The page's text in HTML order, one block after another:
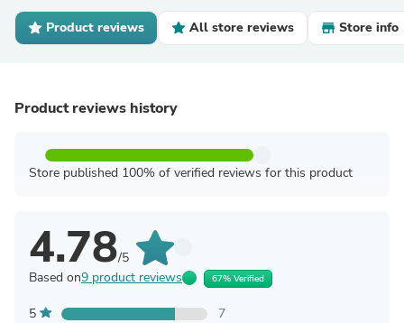
Product reviews All store reviews Store info
Product reviews history
Store published 100% of verified reviews for this product
4.78/5
Based on9 product reviews 67% Verified
5
7